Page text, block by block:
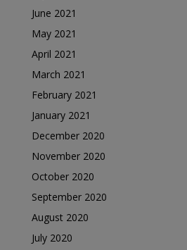
June 2021
May 2021
April 2021
March 2021
February 2021
January 2021
December 2020
November 2020
October 2020
September 2020
August 2020
July 2020